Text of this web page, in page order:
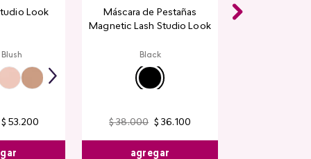
Look
$ 53.200
Máscara de Pestañas
Magnetic Lash Studio Look
Black
$ 38.000 $ 36.100
agregar